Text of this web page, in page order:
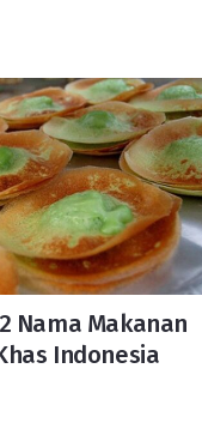
Nama Makanan
Indonesia